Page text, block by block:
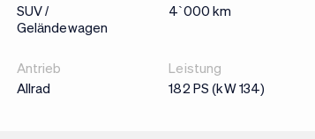
SUV /
Geländewagen
4`000 km
Antrieb
Allrad
Leistung
182 PS (kW 134)